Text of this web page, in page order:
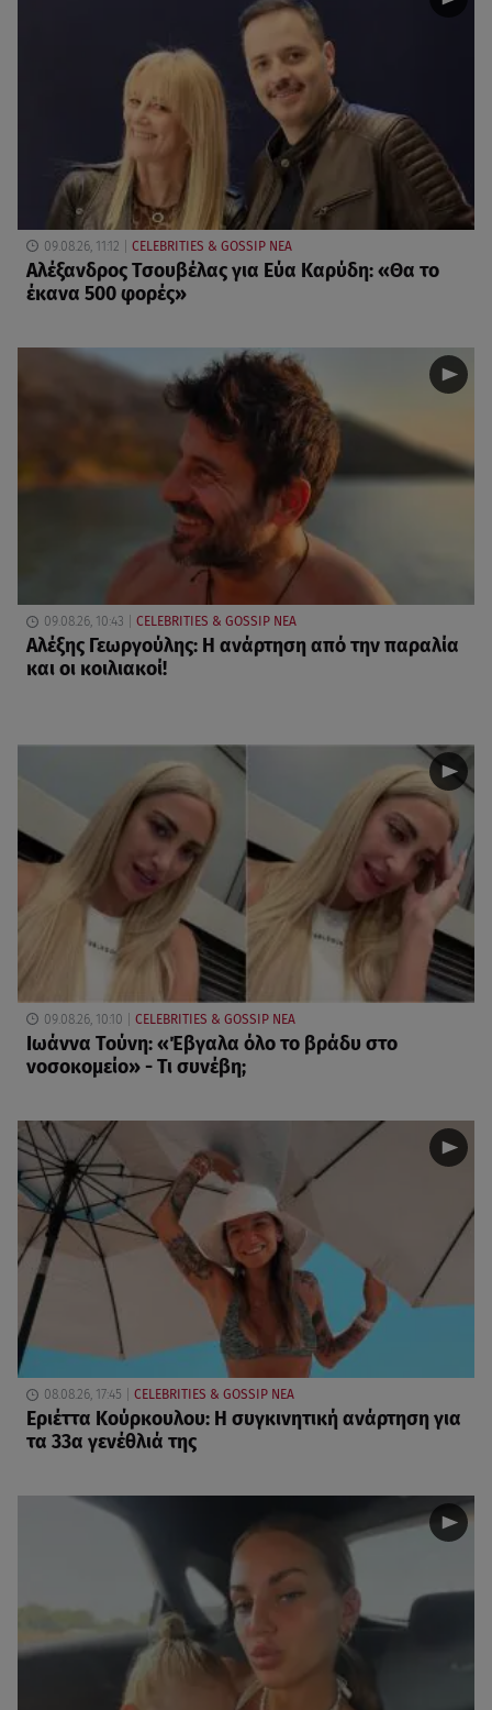
09.08.26, 11:12 CELEBRITIES & GOSSIP ΝΕΑ
Αλέξανδρος Τσουβέλας για Εύα Καρύδη: «Θα το
έκανα 500 φορές»
09.08.26, 10:43 CELEBRITIES & GOSSIP ΝΕΑ
Αλέξης Γεωργούλης: Η ανάρτηση από την παραλία
και οι κοιλιακοί!
09.08.26, 10:10 CELEBRITIES & GOSSIP ΝΕΑ
Ιωάννα Τούνη: «Έβγαλα όλο το βράδυ στο
νοσοκομείο» - Τι συνέβη;
08.08.26, 17:45 CELEBRITIES & GOSSIP ΝΕΑ
Εριέττα Κούρκουλου: Η συγκινητική ανάρτηση για
τα 33α γενέθλιά της